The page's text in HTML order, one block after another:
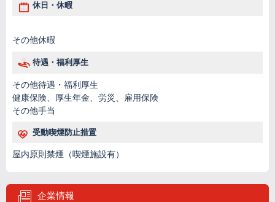
休日・休暇
その他休暇
待遇・福利厚生
その他待遇・福利厚生
健康保険、厚生年金、労災、雇用保険
その他手当
受動喫煙防止措置
屋内原則禁煙（喫煙施設有）
企業情報